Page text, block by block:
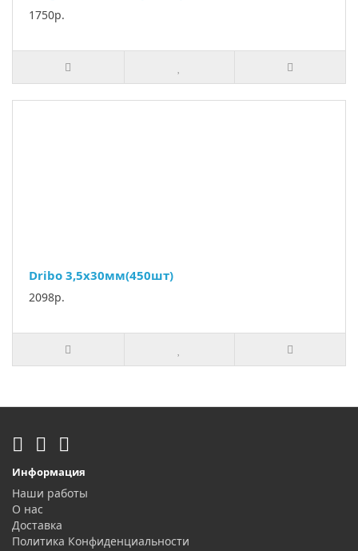
1750р.
Dribo 3,5х30мм(450шт)
2098р.
Информация
Наши работы
О нас
Доставка
Политика Конфиденциальности